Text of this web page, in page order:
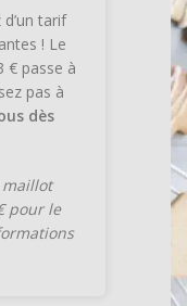
tarif
! Le
€ passe à
pas à
dès
pour le